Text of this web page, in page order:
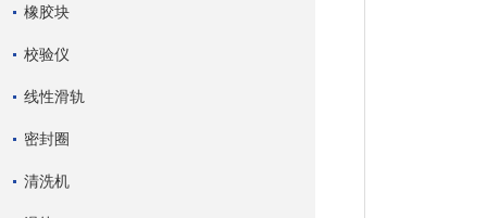
橡胶块
校验仪
线性滑轨
密封圈
清洗机